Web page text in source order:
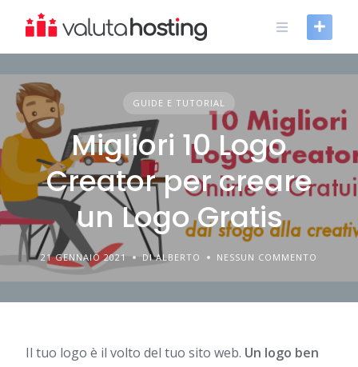
GUIDE E TUTORIAL
Migliori 10 Logo
Creator per creare
un Logo Gratis
21 GENNAIO 2021 DI ALBERTO NESSUN COMMENTO
Il tuo logo è il volto del tuo sito web. Un logo ben